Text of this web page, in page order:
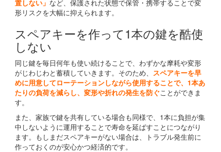
置しない」 など、保護された状態で保管・携帯することで変
形リスクを大幅に抑えられます。
スペアキーを作って1本の鍵を酷使
しない
同じ鍵を毎日何年も使い続けることで、わずかな摩耗や変形
がじわじわと蓄積していきます。そのため、 スペアキーを早
めに用意してローテーションしながら使用することで、1本あ
たりの負荷を減らし、変形や折れの発生を防ぐことができま
す。
また、家族で鍵を共有している場合も同様で、1本に負担が集
中しないように運用することで寿命を延ばすことにつながり
ます。もしまだスペアキーがない場合は、トラブル発生前に
作っておくのが安心かつ経済的です。